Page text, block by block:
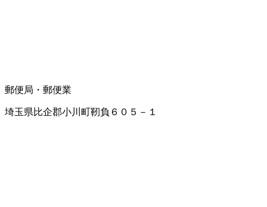
郵便局・郵便業
埼玉県比企郡小川町靭負６０５－１